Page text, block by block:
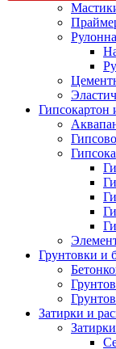
Гипсокартон
Грунтовки и
Затирки и